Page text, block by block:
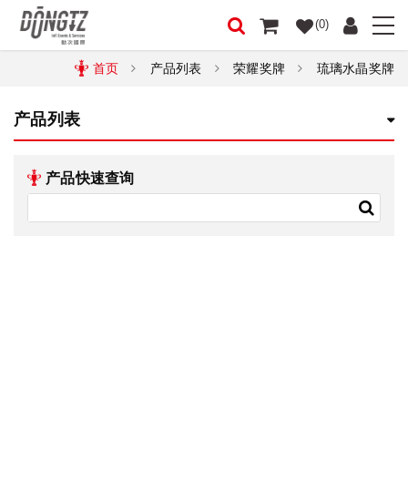
(0)
首页 产品列表 荣耀奖牌 琉璃水晶奖牌
产品列表
产品快速查询